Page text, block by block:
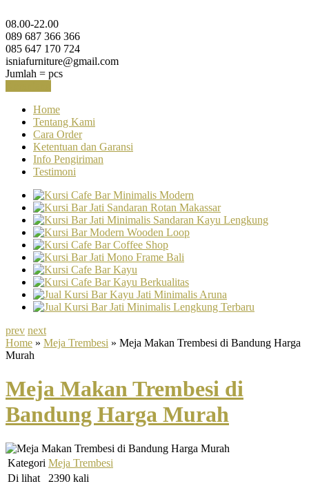
08.00-22.00
089 687 366 366
085 647 170 724
isniafurniture@gmail.com
Jumlah = pcs
Home
Tentang Kami
Cara Order
Ketentuan dan Garansi
Info Pengiriman
Testimoni
prev next
Home » Meja Trembesi » Meja Makan Trembesi di Bandung Harga
Murah
Meja Makan Trembesi di
Bandung Harga Murah
Kategori Meja Trembesi
Di lihat
2390 kali